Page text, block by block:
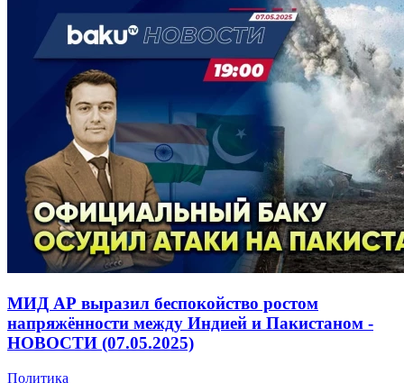
МИД АР выразил беспокойство ростом
напряжённости между Индией и Пакистаном -
НОВОСТИ (07.05.2025)
Политика